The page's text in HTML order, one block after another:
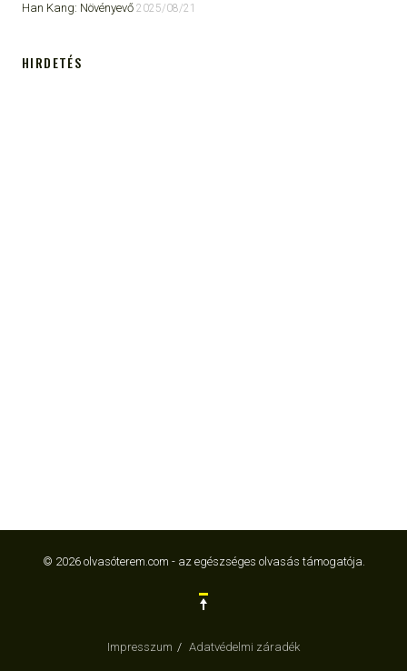
Han Kang: Növényevő 2025/08/21
HIRDETÉS
© 2026 olvasóterem.com - az egészséges olvasás támogatója.
Impresszum Adatvédelmi záradék